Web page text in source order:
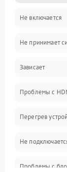
Программное
ПО
Оптика
Управление
Не включается
Не принимает
Зависает
Проблемы с
Перегрев
Не
Проблемы с